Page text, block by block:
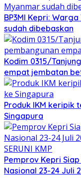
BP3MI Kepri:
sudah dibebaskan
Kodim 0315/
empat jembatan
Produk IKM keripik
Singapura
Pemprov Kepri
Nasional 23-24 Juli